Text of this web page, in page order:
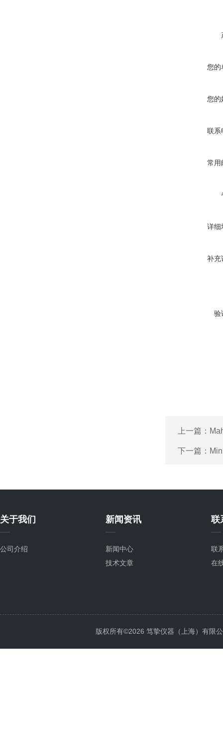
您的
您的
联系
常用
详细
补充
验
上一篇：
下一篇：
关于我们
公司介绍
新闻资讯
新闻中心
技术文章
联
联
在
版权所有©2026 笃挚仪器（上海）有限